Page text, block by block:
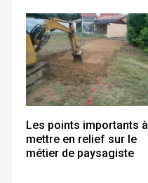
Les points importants à
mettre en relief sur le
métier de paysagiste